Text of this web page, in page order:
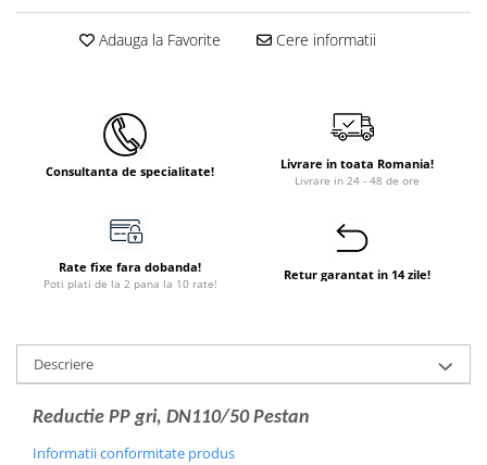
Panouri solare cu tuburi vidate
Echipamente pentru panouri
Ventilatie si climatizare
Aparate de aer conditionat
Perdele de aer
Chillere
Rooftop-uri pentru racire si
incalzire
Adauga la Favorite Cere informatii
Consultanta de specialitate! Livrare in toata Romania!
Livrare in 24 - 48 de ore
Rate fixe fara dobanda!
Poti plati de la 2 pana la 10 rate!
Retur garantat in 14 zile!
Descriere
Reductie PP gri, DN110/50 Pestan
Informatii conformitate produs